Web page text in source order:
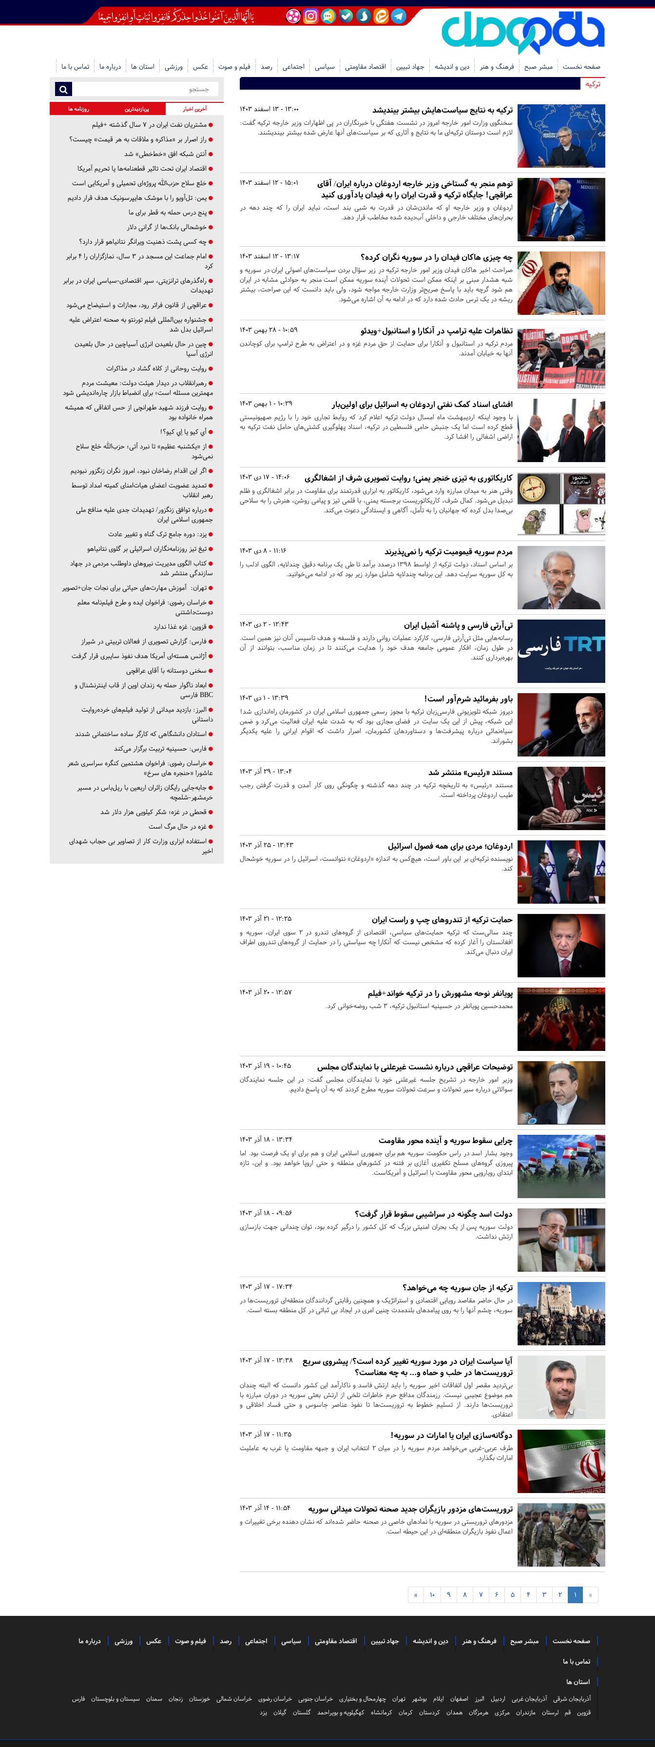
صفحه نخست مبشر صبح فرهنگ و هنر دین و اندیشه جهاد تبیین اقتصاد مقاومتی سیاسی اجتماعی رصد فیلم و صوت عکس ورزشی استان ها درباره ما تماس با ما
ترکیه
13:00 - 13 اسفند 1403 ترکیه به نتایج سیاست‌هایش بیشتر بیندیشد
سخنگوی وزارت امور خارجه امروز در نشست هفتگی با خبرنگاران در پی اظهارات وزیر خارجه ترکیه گفت:‌
لازم است دوستان ترکیه‌ای ما به نتایج و آثاری که بر سیاست‌های آنها عارض شده بیشتر بیندیشند.
15:01 - 12 اسفند 1403
توهم منجر به گستاخی وزیر خارجه اردوغان درباره ایران/ آقای
عراقچی! جایگاه ترکیه و قدرت ایران را به فیدان یادآوری کنید
اردوغان و وزیر خارجه او که ماندن‌شان در قدرت به شبی بند است، نباید ایران را که چند دهه در
بحران‌های مختلف خارجی و داخلی آب‌دیده شده مخاطب قرار دهد.
13:17 - 12 اسفند 1403 چه چیزی هاکان فیدان را در سوریه نگران کرده؟
صراحت اخیر هاکان فیدان وزیر امور خارجه ترکیه در زیر سؤال بردن سیاست‌های اصولی ایران در سوریه و
شبه هشدار مبنی بر اینکه ممکن است تحولات آینده سوریه ممکن است منجر به حوادثی مشابه در ایران
هم شود گرچه باید با پاسخ صریح‌تر وزارت خارجه مواجه شود، ولی باید دانست که این صراحت، بیشتر
ریشه در یک ترس حادث شده دارد که در ادامه به آن اشاره می‌شود.
10:59 - 28 بهمن 1403 تظاهرات علیه ترامپ در آنکارا و استانبول+ویدئو
مردم ترکیه در استانبول و آنکارا برای حمایت از حق مردم غزه و در اعتراض به طرح ترامپ برای کوچاندن
آنها به خیابان آمدند.
10:29 - 1 بهمن 1403 افشای اسناد کمک نفتی اردوغان به اسرائیل برای اولین‌بار
با وجود اینکه اردیبهشت ماه امسال دولت ترکیه اعلام کرد که روابط تجاری خود را با رژیم صهیونیستی
قطع کرده است اما یک جنبش حامی فلسطین در ترکیه، اسناد پهلوگیری کشتی‌های حامل نفت ترکیه به
اراضی اشغالی را افشا کرد.
14:06 - 17 دی 1403 کاریکاتوری به تیزی خنجر یمنی؛ روایت تصویری شرف از اشغالگری
وقتی هنر به میدان مبارزه وارد می‌شود، کاریکاتور به ابزاری قدرتمند برای مقاومت در برابر اشغالگری و ظلم
تبدیل می‌شود. کمال شرف، کاریکاتوریست برجسته یمنی، با قلمی تیز و پیامی روشن، هنرش را به سلاحی
بی‌صدا بدل کرده که جهانیان را به تأمل، آگاهی و ایستادگی دعوت می‌کند.
11:16 - 8 دی 1403 مردم سوریه قیمومیت ترکیه را نمی‌پذیرند
بر اساس اسناد، دولت ترکیه از اواسط ۱۳۹۸ درصدد برآمد تا طی یک برنامه دقیق چندلایه، الگوی ادلب را
به کل سوریه سرایت دهد. این برنامه چندلایه شامل موارد زیر بود که در ادامه می‌خوانید.
12:43 - 2 دی 1403 تی‌آرتی فارسی و پاشنه آشیل ایران
رسانه‌هایی مثل تی‌آرتی فارسی، کارکرد عملیات روانی دارند و فلسفه و هدف تاسیس آنان نیز همین است.
در طول زمان، افکار عمومی جامعه هدف خود را هدایت می‌کنند تا در زمان مناسب، بتوانند از آن
بهره‌برداری کنند.
13:39 - 1 دی 1403 باور بفرمائيد شرم‌آور است!
دیروز شبکه تلویزیونی فارسی‌زبان ترکیه با مجوز رسمی جمهوری اسلامی ایران در کشورمان راه‌اندازی شد!
این شبکه، پیش از این یک سایت در فضای مجازی بود که به شدت علیه ایران فعالیت می‌کرد و ضمن
سیاه‌نمائی درباره پیشرفت‌ها و دستاوردهای کشورمان، اصرار داشت که اقوام ایرانی را علیه یکدیگر
بشوراند.
13:04 - 29 آذر 1403 مستند «رئیس» منتشر شد
مستند «رئیس» به تاریخچه ترکیه در چند دهه گذشته و چگونگی روی کار آمدن و قدرت گرفتن رجب
طیب اردوغان پرداخته است.
13:43 - 25 آذر 1403 اردوغان؛ مردی برای همه فصول اسرائیل
نویسنده ترکیه‌ای بر این باور است، هیچ‌کس به اندازه «اردوغان» نتوانست، اسرائیل را در سوریه خوشحال
کند.
12:25 - 21 آذر 1403 حمایت ترکیه از تندروهای چپ و راست ایران
چند سالی‌ست که ترکیه حمایت‌های سیاسی، اقتصادی از گروه‌های تندرو در ۲ سوی ایران، سوریه و
افغانستان را آغاز کرده که مشخص نیست که آنکارا چه سیاستی را در حمایت از گروه‌های تندروی اطراف
ایران دنبال می‌کند.
12:57 - 20 آذر 1403 پویانفر نوحه مشهورش را در ترکیه خواند+فیلم
محمدحسین پویانفر در حسینیه استانبول ترکیه، ۳ شب روضه‌خوانی کرد.
10:45 - 19 آذر 1403 توضیحات عراقچی درباره نشست غیرعلنی با نمایندگان مجلس
وزیر امور خارجه در تشریح جلسه غیرعلنی خود با نمایندگان مجلس گفت: در این جلسه نمایندگان
سوالاتی درباره سیر تحولات و سرعت تحولات سوریه مطرح کردند که به آن پاسخ دادیم.
13:34 - 18 آذر 1403 چرایی سقوط سوریه و آینده محور مقاومت
وجود بشار اسد در راس حکومت سوریه هم برای جمهوری اسلامی ایران و هم برای او یک فرصت بود. اما
پیروزی گروه‌های مسلح تکفیری آغازی بر فتنه در کشورهای منطقه و حتی اروپا خواهد بود. و این، تازه
ابتدای رویارویی محور مقاومت با اسرائیل و آمریکاست.
09:56 - 18 آذر 1403 دولت اسد چگونه در سراشیبی سقوط قرار گرفت؟
دولت سوریه پس از یک بحران امنیتی بزرگ که کل کشور را درگیر کرده بود، توان چندانی جهت بازسازی
ارتش نداشت.
17:34 - 17 آذر 1403 ترکیه از جان سوریه چه می‌خواهد؟
در حال حاضر مقاصد رویایی اقتصادی و استراتژیک و همچنین رقابتی گردانندگان منطقه‌ای تروریست‌ها در
سوریه، چشم آنها را به روی پیامدهای بلندمدت چنین امری در ایجاد بی ثباتی در کل منطقه بسته است.
13:38 - 17 آذر 1403
آیا سیاست ایران در مورد سوریه تغییر کرده است؟/ پیشروی سریع
تروریست‌ها در حلب و حماه و... به چه معناست؟
بی‌تردید مقصر اول اتفاقات اخیر سوریه را باید ارتش فاسد و ناکارآمد این کشور دانست که البته چندان
هم موضوع عجیبی نیست. رزمندگان مدافع حرم خاطرات تلخی از ارتش بعثی سوریه در دوران مبارزه با
تروریست‌ها دارند. از تسلیم خطوط به تروریست‌ها تا نفوذ عناصر جاسوس و حتی فساد اخلاقی و
اعتقادی.
11:35 - 17 آذر 1403 دوگانه‌سازی ایران یا امارات در سوریه!
طرف عربی-غربی می‌خواهد مردم سوریه را در میان ۲ انتخاب ایران و جبهه مقاومت یا غرب به عاملیت
امارات بگذارد.
11:54 - 14 آذر 1403 تروریست‌های مزدور بازیگران جدید صحنه تحولات میدانی سوریه
مزدورهای تروریستی در سوریه با نمادهای خاصی در صحنه حاضر شده‌اند که نشان دهنده برخی تغییرات و
اعمال نفوذ بازیگران منطقه‌ای در این حیطه است.
«
1
2
3
4
5
6
7
8
9
10
»
آخرین اخبار پربازدیدترین روزنامه ها
مشتریان نفت ایران در ۷ سال گذشته +فیلم
راز اصرار بر «مذاکره و ملاقات به هر قیمت» چیست؟
آنتن شبکه افق «خط‌خطی» شد
اقتصاد ایران تحت تاثیر قطعنامه‌ها یا تحریم‌ آمریکا
خلع سلاح حزب‌الله پروژه‌ای تحمیلی و آمریکایی است
یمن: تل‌آویو را با موشک هایپرسونیک هدف قرار دادیم
پنج درس‌ حمله به قطر برای ما
خوشحالی بانک‌ها از گرانی دلار
چه کسی پشت ذهنیت ویرانگر نتانیاهو قرار دارد؟
امام جماعت این مسجد در ۳ سال، نمازگزاران را ۴ برابر
کرد
راه‌گذرهای ترانزیتی، سپر اقتصادی-سیاسی ایران در برابر
تهدیدات
عراقچی از قانون فراتر رود، مجازات و استیضاح می‌شود
جشنواره بین‌المللی فیلم تورنتو به صحنه اعتراض علیه
اسرائیل بدل شد
چین در حال بلعیدن انرژی آسیاچین در حال بلعیدن
انرژی آسیا
روایت روحانی از کلاه گشاد در مذاکرات
رهبرانقلاب در دیدار هیئت دولت: معیشت مردم
مهمترین مسئله است؛ برای انضباط بازار چاره‌اندیشی شود
روایت فرزند شهید طهرانچی از حس اتفاقی که همیشه
همراه خانواده بود
آي كيو يا اِي كيو؟!
از «یکشنبه عظیم» تا نبرد آتی؛ حزب‌الله خلع سلاح
نمی‌شود
اگر این اقدام رضاخان نبود، امروز نگران زنگزور نبودیم
تمدید عضویت اعضای هیات‌امنای کمیته امداد توسط
رهبر انقلاب
درباره توافق زنگزور/ تهدیدات جدی علیه منافع ملی
جمهوری اسلامی ایران
یزد: دوره جامع ترک گناه و تغییر عادت
تیغ تیز روزنامه‌نگاران اسرائیلی بر گلوی نتانیاهو
کتاب الگوی مدیریت نیروهای داوطلب مردمی در جهاد
سازندگی منتشر شد
تهران: آموزش مهارت‌های حیاتی برای نجات جان+تصویر
خراسان رضوی: فراخوان ایده و طرح فیلم‌نامه معلم
دوست‌داشتنی
قزوین: غزه غذا ندارد
فارس: گزارش تصویری از فعالان تربیتی در شیراز
آژانس هسته‌ای آمریکا هدف نفوذ سایبری قرار گرفت
سخنی دوستانه با آقای عراقچی
ابعاد ناگوار حمله به زندان اوین از قاب اینترنشنال و
BBC فارسی
البرز: بازدید میدانی از تولید فیلم‌های خرده‌روایت
داستانی
استادان دانشگاهی که کارگر ساده ساختمانی شدند
فارس: حسینیه تربیت برگزار می‌کند
خراسان رضوی: فراخوان هشتمین کنگره سراسری شعر
عاشورا «حنجره های سرخ»
جابه‌جایی رایگان زائران اربعین با ریل‌باس در مسیر
خرمشهر-شلمچه
قحطی در غزه؛ شکر کیلویی هزار دلار شد
غزه در حال مرگ است
استفاده ابزاری وزارت کار از تصاویر بی حجاب شهدای
اخیر
صفحه نخست مبشر صبح فرهنگ و هنر دین و اندیشه جهاد تبیین اقتصاد مقاومتی سیاسی اجتماعی رصد فیلم و صوت عکس ورزشی درباره ما
تماس با ما
استان ها
آذربایجان شرقی آذربایجان غربی اردبیل البرز اصفهان ایلام بوشهر تهران چهارمحال و بختیاری خراسان جنوبی خراسان رضوی خراسان شمالی خوزستان زنجان سمنان سیستان و بلوچستان
فارس
قزوین
قم لرستان مازندران مرکزی هرمزگان همدان کردستان کرمان کرمانشاه کهگیلویه و بویراحمد گلستان گیلان یزد